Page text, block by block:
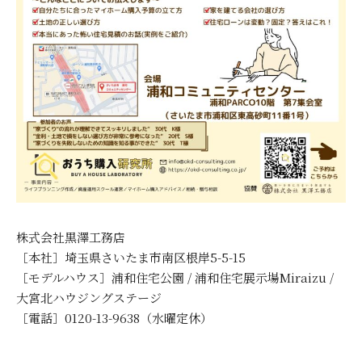
株式会社黒澤工務店
［本社］埼玉県さいたま市南区根岸5-5-15
［モデルハウス］浦和住宅公園 / 浦和住宅展示場Miraizu /
大宮北ハウジングステージ
［電話］0120-13-9638（水曜定休）